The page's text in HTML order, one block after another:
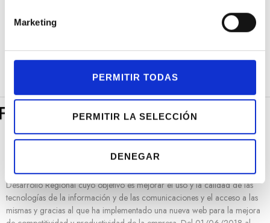
s
e
e
n
Marketing
PERMITIR TODAS
PERMITIR LA SELECCIÓN
DENEGAR
“Rafael Torres Joyeros ha sido beneficiaria de Fondo Europeo de
Desarrollo Regional cuyo objetivo es mejorar el uso y la calidad de las
tecnologías de la información y de las comunicaciones y el acceso a las
mismas y gracias al que ha implementado una nueva web para la mejora